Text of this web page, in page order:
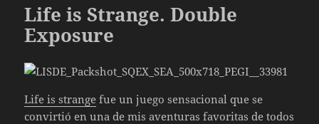
Life is Strange. Double
Exposure
Life is strange fue un juego sensacional que se
convirtió en una de mis aventuras favoritas de todos